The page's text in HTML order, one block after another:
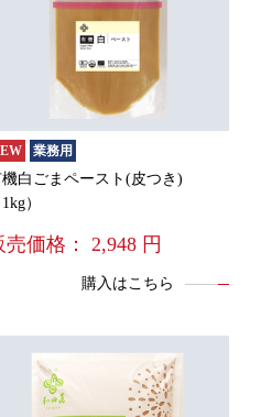
業務用
白ごまペースト(皮つき)
1kg）
売価格： 2,948 円
購入はこちら